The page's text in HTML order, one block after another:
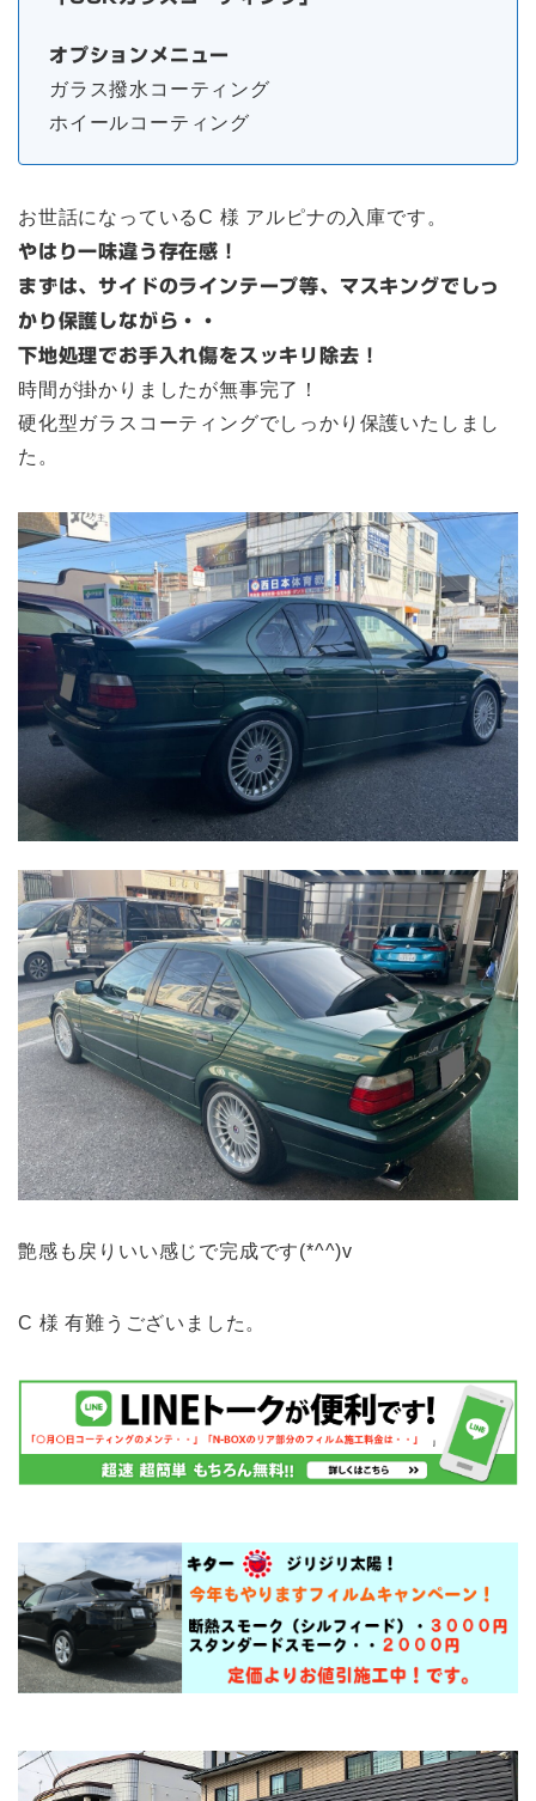
オプションメニュー
ガラス撥水コーティング
ホイールコーティング
お世話になっているC 様 アルピナの入庫です。
やはり一味違う存在感！
まずは、サイドのラインテープ等、マスキングでしっ
かり保護しながら・・
下地処理でお手入れ傷をスッキリ除去！
時間が掛かりましたが無事完了！
硬化型ガラスコーティングでしっかり保護いたしまし
た。
艶感も戻りいい感じで完成です(*^^)v
C 様 有難うございました。